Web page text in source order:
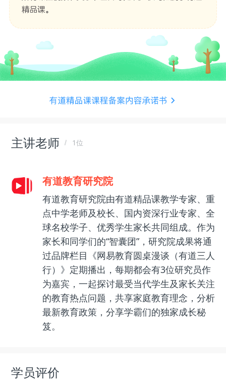
主讲老师 1位
有道教育研究院
有道教育研究院由有道精品课教学专家、重
点中学老师及校长、国内资深行业专家、全
球名校学子、优秀学生家长共同组成。作为
家长和同学们的“智囊团”，研究院成果将通
过品牌栏目《网易教育圆桌漫谈（有道三人
行）》定期播出，每期都会有3位研究员作
为嘉宾，一起探讨最受当代学生及家长关注
的教育热点问题，共享家庭教育理念，分析
最新教育政策，分享学霸们的独家成长秘
笈。
学员评价